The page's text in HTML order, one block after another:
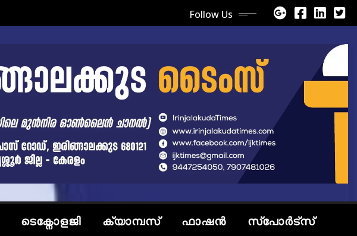
Follow Us
ടെക്നോളജി ക്യാമ്പസ് ഫാഷൻ സ്പോർട്സ്